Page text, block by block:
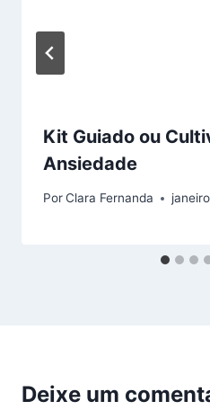
Kit Guiado ou
Ansiedade
PorClara Fernanda
Deixe um